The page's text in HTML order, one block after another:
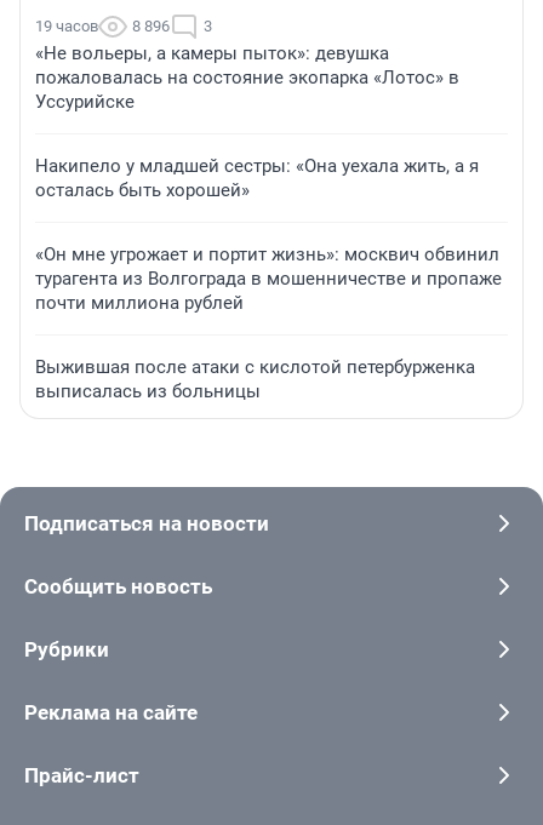
19 часов 8 896 3
«Не вольеры, а камеры пыток»: девушка
пожаловалась на состояние экопарка «Лотос» в
Уссурийске
Накипело у младшей сестры: «Она уехала жить, а я
осталась быть хорошей»
«Он мне угрожает и портит жизнь»: москвич обвинил
турагента из Волгограда в мошенничестве и пропаже
почти миллиона рублей
Выжившая после атаки с кислотой петербурженка
выписалась из больницы
Подписаться на новости
Сообщить новость
Рубрики
Реклама на сайте
Прайс-лист